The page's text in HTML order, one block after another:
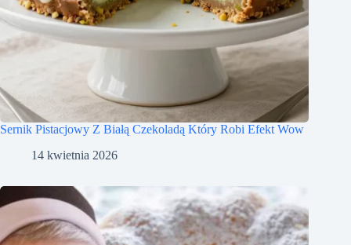
Sernik Pistacjowy Z Białą Czekoladą Który Robi Efekt Wow
14 kwietnia 2026